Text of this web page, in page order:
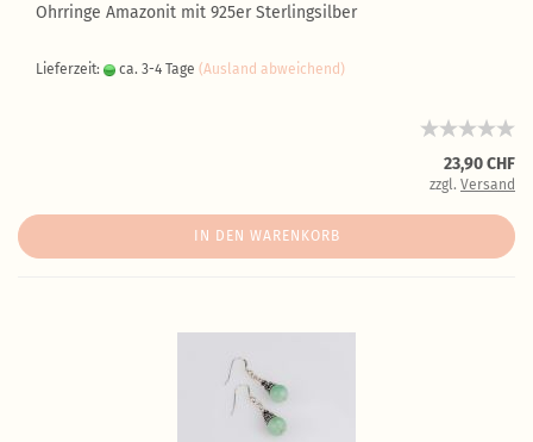
Ohrringe Amazonit mit 925er Sterlingsilber
Lieferzeit: ca. 3-4 Tage (Ausland abweichend)
23,90 CHF
zzgl. Versand
IN DEN WARENKORB